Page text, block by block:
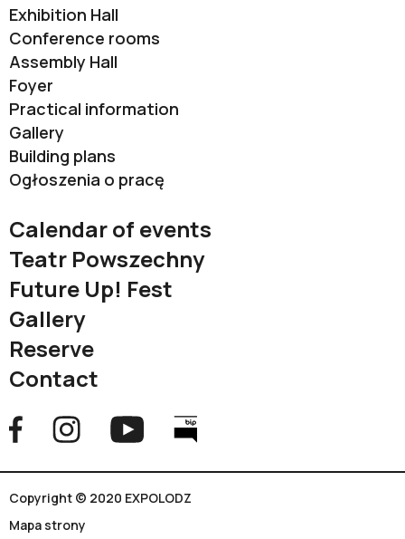
Exhibition Hall
Conference rooms
Assembly Hall
Foyer
Practical information
Gallery
Building plans
Ogłoszenia o pracę
Calendar of events
Teatr Powszechny
Future Up! Fest
Gallery
Reserve
Contact
Copyright © 2020 EXPOLODZ
Mapa strony